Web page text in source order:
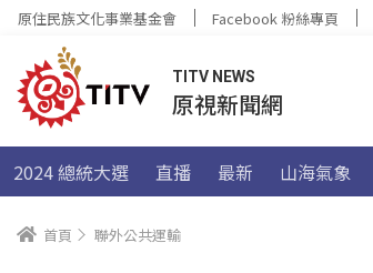
原住民族文化事業基金會 Facebook 粉絲專頁
TITV NEWS
原視新聞網
2024 總統大選 直播 最新 山海氣象
首頁 聯外公共運輸